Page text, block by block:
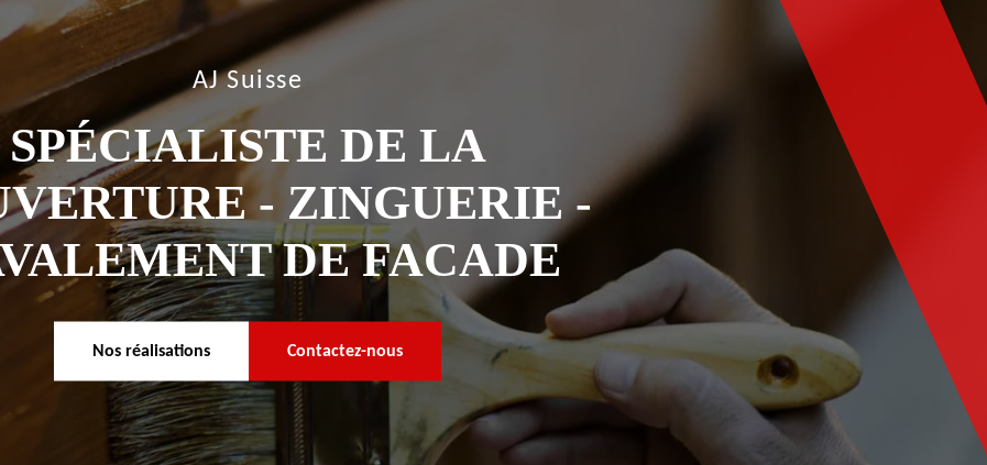
AJ Suisse
SPÉCIALISTE DE LA
- ZINGUERIE -
DE FACADE
Nos réalisations Contactez-nous